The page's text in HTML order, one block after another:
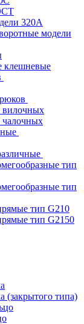
320А
модели
клешневые
вилочных
чалочных
тип
тип
тип G210
тип G2150
(закрытого типа)